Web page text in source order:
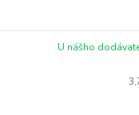
U nášho